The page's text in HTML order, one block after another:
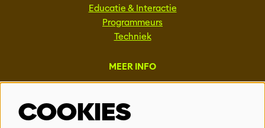
Educatie & Interactie
Programmeurs
Techniek
MEER INFO
Vacatures
Events & Partnerships
COOKIES